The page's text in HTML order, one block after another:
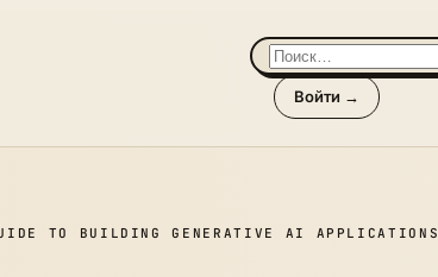
Войти →
TO BUILDING GENERATIVE AI APPLICATIONS